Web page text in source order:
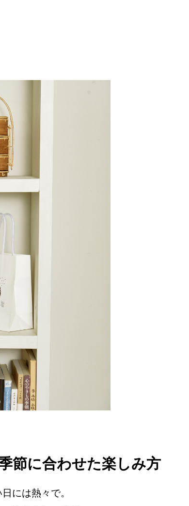
節に合わせた楽しみ方
には熱々で。